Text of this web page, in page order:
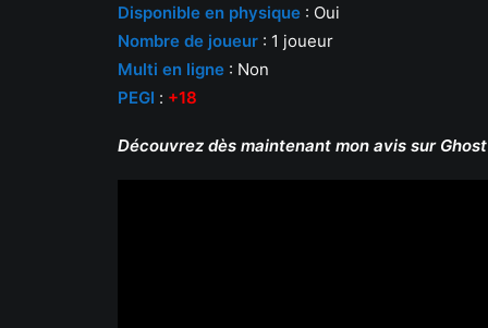
Disponible en physique : Oui
Nombre de joueur : 1 joueur
Multi en ligne : Non
PEGI : +18
Découvrez dès maintenant mon avis sur